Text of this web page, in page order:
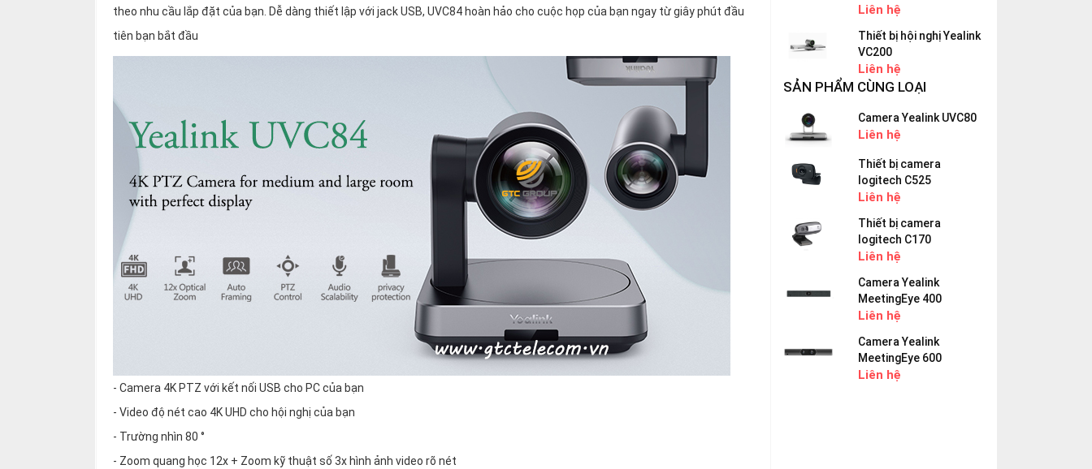
theo nhu cầu lắp đặt của bạn. Dễ dàng thiết lập với jack USB, UVC84 hoàn hảo cho cuộc họp của bạn ngay từ giây phút đầu
tiên bạn bắt đầu
- Camera 4K PTZ với kết nối USB cho PC của bạn
- Video độ nét cao 4K UHD cho hội nghị của bạn
- Trường nhìn 80 °
- Zoom quang học 12x + Zoom kỹ thuật số 3x hình ảnh video rõ nét
Liên hệ
Thiết bị hội nghị Yealink
VC200
Liên hệ
SẢN PHẨM CÙNG LOẠI
Camera Yealink UVC80
Liên hệ
Thiết bị camera
logitech C525
Liên hệ
Thiết bị camera
logitech C170
Liên hệ
Camera Yealink
MeetingEye 400
Liên hệ
Camera Yealink
MeetingEye 600
Liên hệ